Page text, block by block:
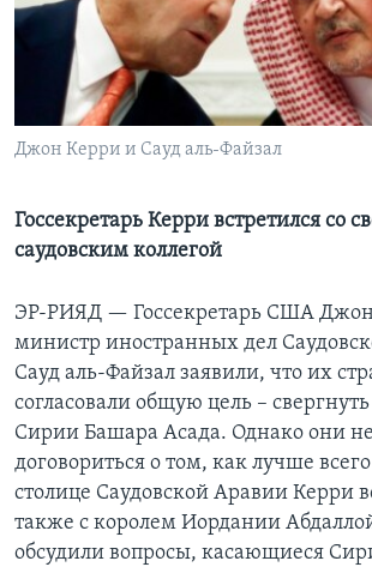
Learning English
СОЦИАЛЬНЫЕ СЕТИ
Языки
Джон Керри и Сауд аль-Файзал
Госсекретарь Керри встретился со
саудовским коллегой
ЭР-РИЯД — Госсекретарь США
министр иностранных дел
Сауд аль-Файзал заявили, что их
согласовали общую цель –
Сирии Башара Асада. Однако они
договориться о том, как лучше
столице Саудовской Аравии Керри
также с королем Иордании
обсудили вопросы, касающиеся